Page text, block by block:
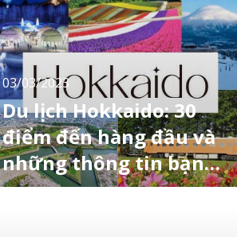
dưỡng lý tưởng nếu như bạn muốn có thời
gian để thư giãn và tìm một chút yên bình
chuỗi ngày làm việc bận rộn. So với các chuỗi
kh
03/03/2023
Du lịch Hokkaido: 30
điểm đến hàng đầu và
những thông tin bạn
nên biết
Hokkaido là một trong những điểm du lịch